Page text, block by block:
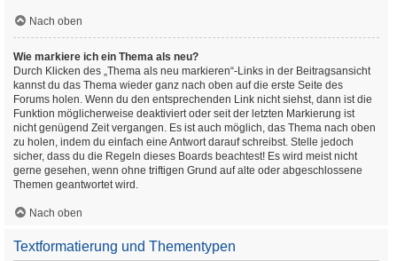
Nach oben
Wie markiere ich ein Thema als neu?
Durch Klicken des „Thema als neu markieren“-Links in der Beitragsansicht
kannst du das Thema wieder ganz nach oben auf die erste Seite des
Forums holen. Wenn du den entsprechenden Link nicht siehst, dann ist die
Funktion möglicherweise deaktiviert oder seit der letzten Markierung ist
nicht genügend Zeit vergangen. Es ist auch möglich, das Thema nach oben
zu holen, indem du einfach eine Antwort darauf schreibst. Stelle jedoch
sicher, dass du die Regeln dieses Boards beachtest! Es wird meist nicht
gerne gesehen, wenn ohne triftigen Grund auf alte oder abgeschlossene
Themen geantwortet wird.
Nach oben
Textformatierung und Thementypen